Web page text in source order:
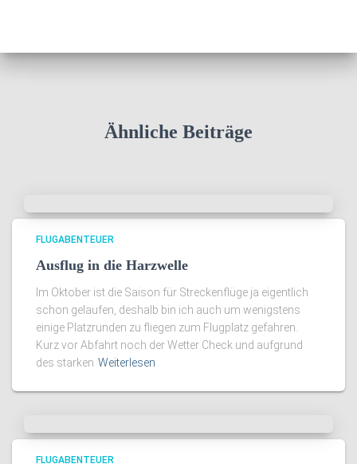
Ähnliche Beiträge
FLUGABENTEUER
Ausflug in die Harzwelle
Im Oktober ist die Saison für Streckenflüge ja eigentlich
schon gelaufen, deshalb bin ich auch um wenigstens
einige Platzrunden zu fliegen zum Flugplatz gefahren.
Kurz vor Abfahrt noch der Wetter Check und aufgrund
des starken Weiterlesen
FLUGABENTEUER